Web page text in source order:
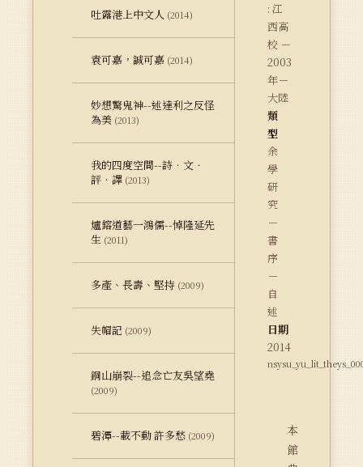
吐露港上中文人 (2014)
袁可嘉，誠可嘉 (2014)
妙想驚鬼神--述達利之反怪
為美 (2013)
我的四度空間--詩．文．
評．譯 (2013)
爐鎔道藝一鴻儒--悼隆延先
生 (2011)
多產、長壽、堅持 (2009)
失帽記 (2009)
銅山崩裂--追念亡友吳望堯
(2009)
碧潭--載不動 許多愁 (2009)
: 江
西高
校 －
2003
年－
大陸
類
型
余
學
研
究
－
書
序
－
自
述
日期
2014
本
館